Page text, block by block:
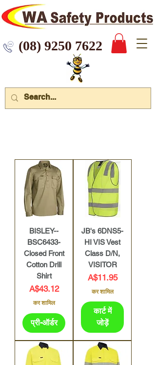
7622
BISLEY--
BSC6433-
Closed Front
Cotton Drill
Shirt
मूल्य
A$43.12
कर शामिल
प्री-ऑर्डर
JB's 6DNS5-
HI VIS Vest
Class D/N,
VISITOR
मूल्य
A$11.95
कर शामिल
कार्ट में
जोड़ें